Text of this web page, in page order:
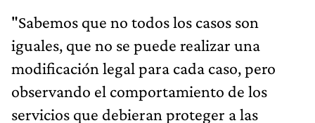
"Sabemos que no todos los casos son
iguales, que no se puede realizar una
modificación legal para cada caso, pero
observando el comportamiento de los
servicios que debieran proteger a las